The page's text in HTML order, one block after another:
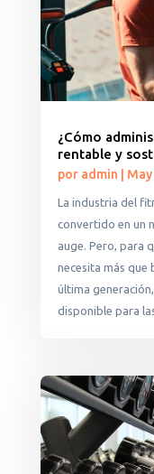
¿Cómo
rentable y
por admin May
La industria del
convertido en un
auge. Pero, para
necesita más que
última
disponible para